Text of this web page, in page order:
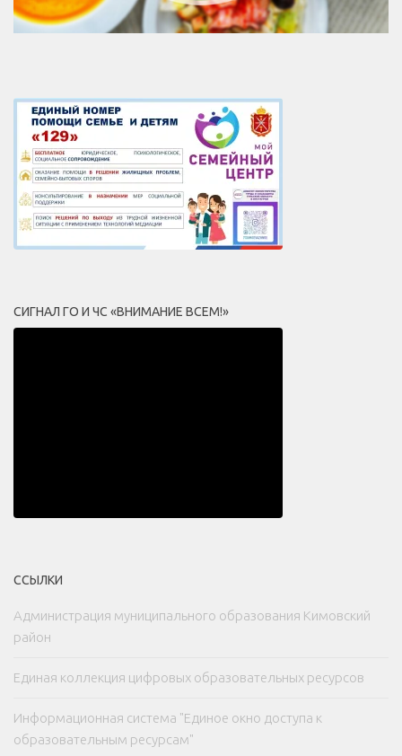
СИГНАЛ ГО И ЧС «ВНИМАНИЕ ВСЕМ!»
ССЫЛКИ
Администрация муниципального образования Кимовский
район
Единая коллекция цифровых образовательных ресурсов
Информационная система "Единое окно доступа к
образовательным ресурсам"